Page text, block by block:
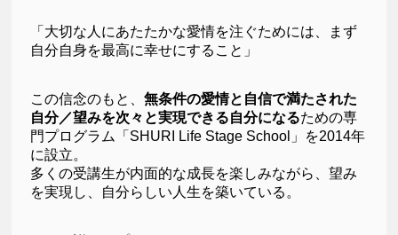
「大切な人にあたたかな愛情を注ぐためには、まず
自分自身を最高に幸せにすること」
この信念のもと、無条件の愛情と自信で満たされた
自分／望みを次々と実現できる自分になるための専
門プログラム「SHURI Life Stage School」を2014年
に設立。
多くの受講生が内面的な成長を楽しみながら、望み
を実現し、自分らしい人生を築いている。